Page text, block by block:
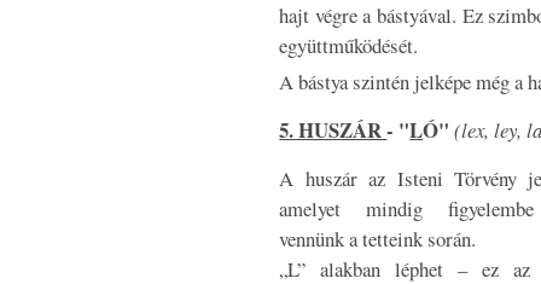
hajt végre a bástyával. Ez
együttműködését.
A bástya szintén jelképe még a
5. HUSZÁR- "LÓ" (lex, ley,
A huszár az Isteni Törvény
amelyet mindig
vennünk a tetteink során.
„L” alakban léphet – ez az